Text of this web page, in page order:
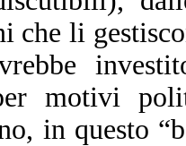
che li
motivi
in questo